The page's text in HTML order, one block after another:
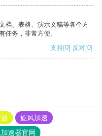
档、表格、演示文稿等各个方
任务，非常方便。
支持[0] 反对[0]
旋风加速
速器官网